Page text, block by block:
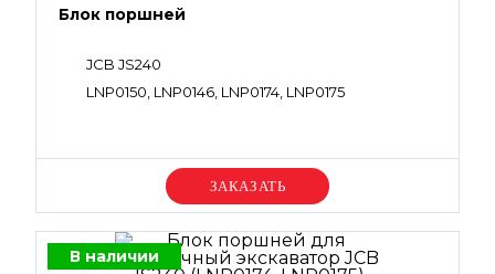
Блок поршней
JCB JS240
LNP0150, LNP0146, LNP0174, LNP0175
Уточняйте цену
В наличии